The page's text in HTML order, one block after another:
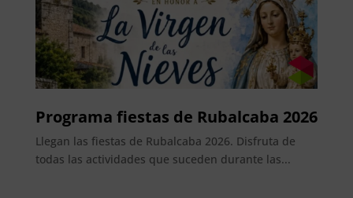
Programa fiestas de Rubalcaba 2026
Llegan las fiestas de Rubalcaba 2026. Disfruta de
todas las actividades que suceden durante las...